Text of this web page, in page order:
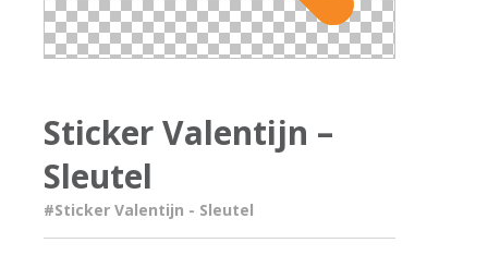
Sticker Valentijn –
Sleutel
#Sticker Valentijn - Sleutel